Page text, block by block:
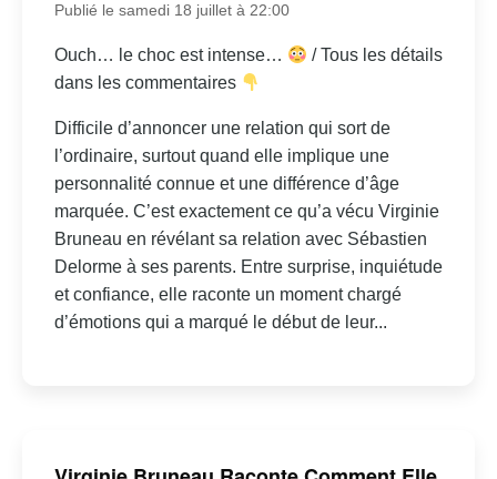
Publié le samedi 18 juillet à 22:00
Ouch… le choc est intense…
/ Tous les détails
dans les commentaires
Difficile d’annoncer une relation qui sort de
l’ordinaire, surtout quand elle implique une
personnalité connue et une différence d’âge
marquée. C’est exactement ce qu’a vécu Virginie
Bruneau en révélant sa relation avec Sébastien
Delorme à ses parents. Entre surprise, inquiétude
et confiance, elle raconte un moment chargé
d’émotions qui a marqué le début de leur...